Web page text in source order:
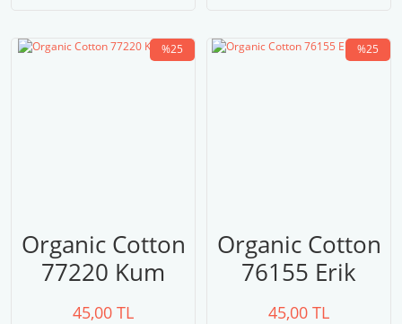
%25
Organic Cotton
77220 Kum
Beji
45,00 TL
%25
Organic Cotton
76155 Erik
Moru
45,00 TL